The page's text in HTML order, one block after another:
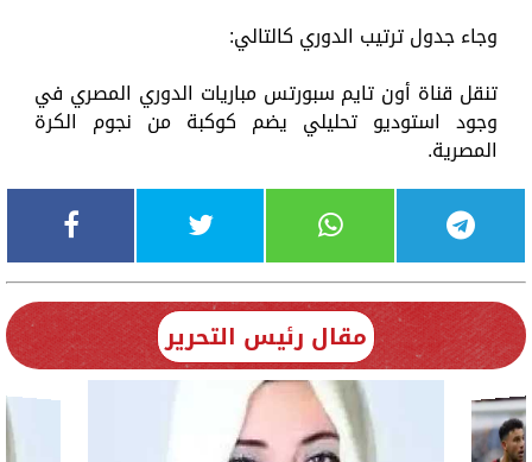
وجاء جدول ترتيب الدوري كالتالي:
تنقل قناة أون تايم سبورتس مباريات الدوري المصري في
وجود استوديو تحليلي يضم كوكبة من نجوم الكرة
المصرية.
مقال رئيس التحرير